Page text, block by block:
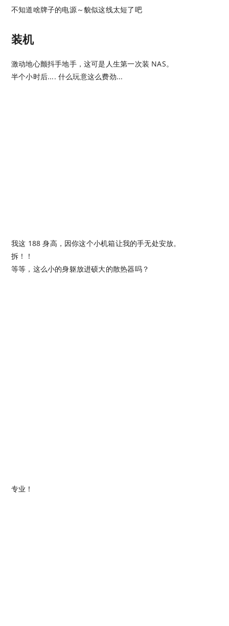
不知道啥牌子的电源～貌似这线太短了吧
装机
激动地心颤抖手地手，这可是人生第一次装 NAS。
半个小时后.... 什么玩意这么费劲...
我这 188 身高，因你这个小机箱让我的手无处安放。
拆！！
等等，这么小的身躯放进硕大的散热器吗？
专业！